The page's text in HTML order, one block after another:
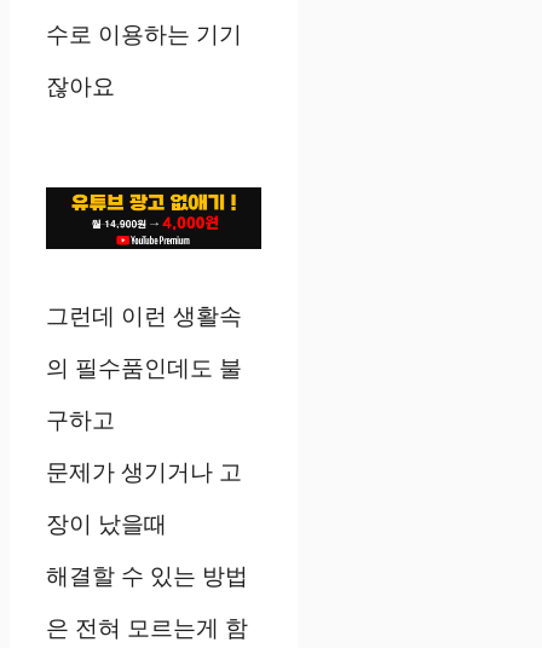
수로 이용하는 기기
잖아요
그런데 이런 생활속
의 필수품인데도 불
구하고
문제가 생기거나 고
장이 났을때
해결할 수 있는 방법
은 전혀 모르는게 함